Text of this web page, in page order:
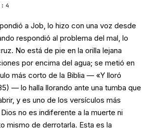
a Job, lo hizo con una voz desde
respondió al problema del mal, lo
No está de pie en la orilla lejana
por encima del agua; se metió en
más corto de la Biblia — «Y lloró
— lo halla llorando ante una tumba que
y es uno de los versículos más
no es indiferente a la muerte ni
mismo de derrotarla. Esta es la